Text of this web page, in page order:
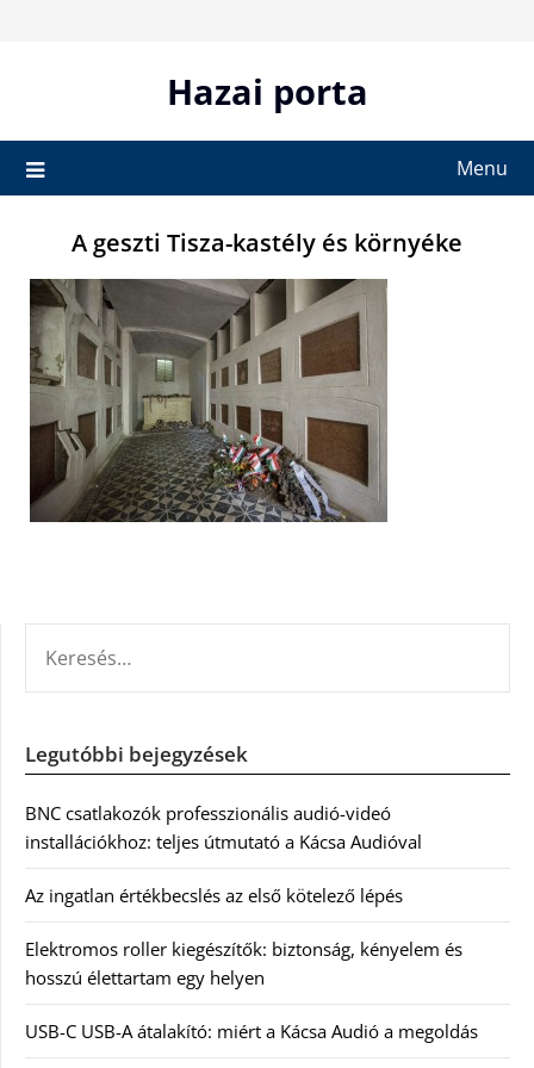
Hazai porta
Menu
A geszti Tisza-kastély és környéke
Legutóbbi bejegyzések
BNC csatlakozók professzionális audió-videó
installációkhoz: teljes útmutató a Kácsa Audióval
Az ingatlan értékbecslés az első kötelező lépés
Elektromos roller kiegészítők: biztonság, kényelem és
hosszú élettartam egy helyen
USB-C USB-A átalakító: miért a Kácsa Audió a megoldás